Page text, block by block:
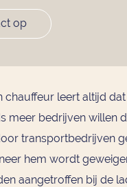
op
chauffeur leert altijd
meer bedrijven willen
transportbedrijven
hem wordt
aangetroffen bij de